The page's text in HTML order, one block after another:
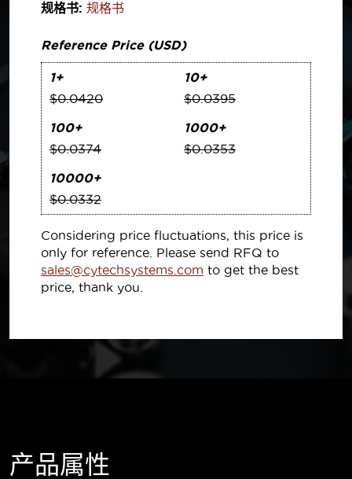
规格书: 规格书
Reference Price (USD)
1+
$0.0420
10+
$0.0395
100+
$0.0374
1000+
$0.0353
10000+
$0.0332
Considering price fluctuations, this price is
only for reference. Please send RFQ to
sales@cytechsystems.com to get the best
price, thank you.
产品属性